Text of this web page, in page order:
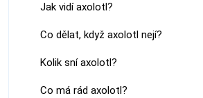
Jak vidí axolotl?
Co dělat, když axolotl nejí?
Kolik sní axolotl?
Co má rád axolotl?